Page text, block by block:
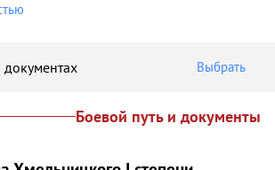
Выбрать
Боевой путь и документы